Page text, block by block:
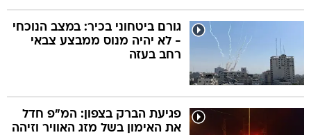
גורם ביטחוני בכיר: במצב הנוכחי
- לא יהיה מנוס ממבצע צבאי
רחב בעזה
פגיעת הברק בצפון: המ"פ חדל
את האימון בשל מזג האוויר וזיהה